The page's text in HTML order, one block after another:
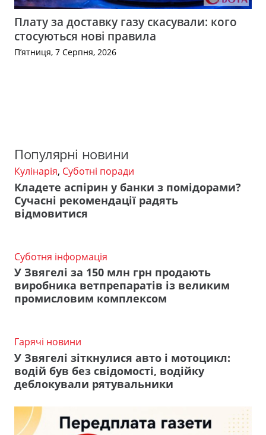
Плату за доставку газу скасували: кого
стосуються нові правила
П’ятниця, 7 Серпня, 2026
Популярні новини
Кулінарія, Суботні поради
Кладете аспірин у банки з помідорами?
Сучасні рекомендації радять
відмовитися
Суботня інформація
У Звягелі за 150 млн грн продають
виробника ветпрепаратів із великим
промисловим комплексом
Гарячі новини
У Звягелі зіткнулися авто і мотоцикл:
водій був без свідомості, водійку
деблокували рятувальники